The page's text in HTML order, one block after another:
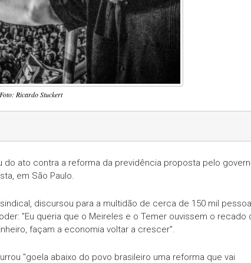
Foto: Ricardo Stuckert
do ato contra a reforma da previdência proposta pelo
em São Paulo.
discursou para a multidão de cerca de 150 mil
"Eu queria que o Meireles e o Temer ouvissem o recado
façam a economia voltar a crescer”.
"goela abaixo do povo brasileiro uma reforma que vai